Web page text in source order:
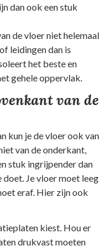
dan ook een stuk
de vloer niet helemaal
leidingen dan is
het beste en
gehele oppervlak.
van de
kun je de vloer ook van
van de onderkant,
stuk ingrijpender dan
Je vloer moet leeg
eraf. Hier zijn ook
kiest. Hou er
drukvast moeten